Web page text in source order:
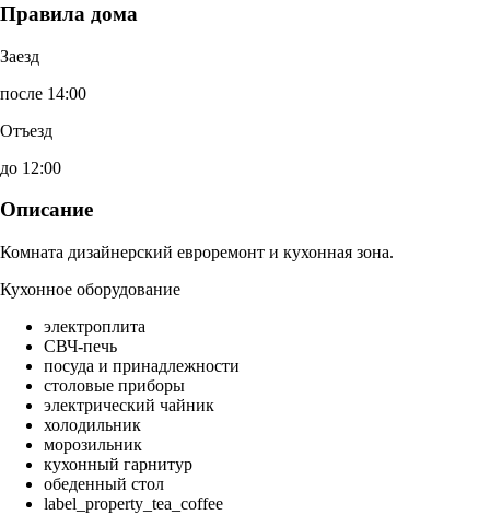
Правила дома
Заезд
после 14:00
Отъезд
до 12:00
Описание
Комната дизайнерский евроремонт и кухонная зона.
Кухонное оборудование
электроплита
СВЧ-печь
посуда и принадлежности
столовые приборы
электрический чайник
холодильник
морозильник
кухонный гарнитур
обеденный стол
label_property_tea_coffee